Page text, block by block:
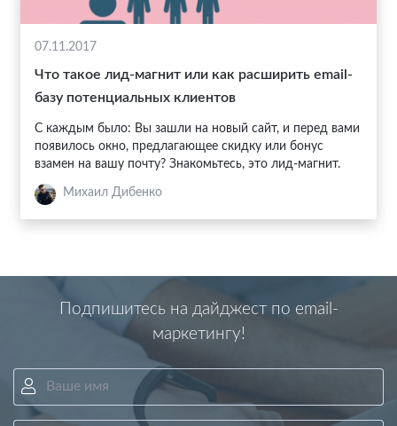
07.11.2017
Что такое лид-магнит или как расширить email-
базу потенциальных клиентов
С каждым было: Вы зашли на новый сайт, и перед вами
появилось окно, предлагающее скидку или бонус
взамен на вашу почту? Знакомьтесь, это лид-магнит.
Михаил Дибенко
Подпишитесь на дайджест по email-
маркетингу!